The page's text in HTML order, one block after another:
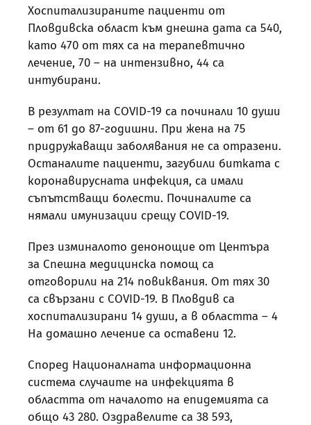
Хоспитализираните пациенти от
Пловдивска област към днешна дата са 540,
като 470 от тях са на терапевтично
лечение, 70 – на интензивно, 44 са
интубирани.
В резултат на COVID-19 са починали 10 души
– от 61 до 87-годишни. При жена на 75
придружаващи заболявания не са отразени.
Останалите пациенти, загубили битката с
коронавирусната инфекция, са имали
съпътстващи болести. Починалите са
нямали имунизации срещу COVID-19.
През изминалото денонощие от Центъра
за Спешна медицинска помощ са
отговорили на 214 повиквания. От тях 30
са свързани с COVID-19. В Пловдив са
хоспитализирани 14 души, а в областта – 4
На домашно лечение са оставени 12.
Според Националната информационна
система случаите на инфекцията в
областта от началото на епидемията са
общо 43 280. Оздравелите са 38 593,